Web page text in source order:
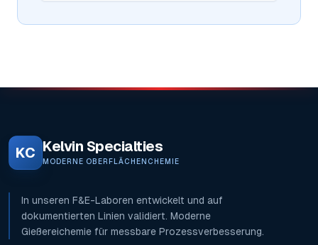
KC Kelvin Specialties
MODERNE OBERFLÄCHENCHEMIE
In unseren F&E-Laboren entwickelt und auf
dokumentierten Linien validiert. Moderne
Gießereichemie für messbare Prozessverbesserung.